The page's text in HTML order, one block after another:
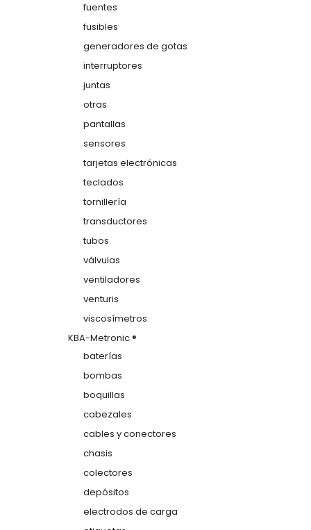
fuentes
fusibles
generadores de gotas
interruptores
juntas
otras
pantallas
sensores
tarjetas electrónicas
teclados
tornillería
transductores
tubos
válvulas
ventiladores
venturis
viscosímetros
KBA-Metronic ®
baterías
bombas
boquillas
cabezales
cables y conectores
chasis
colectores
depósitos
electrodos de carga